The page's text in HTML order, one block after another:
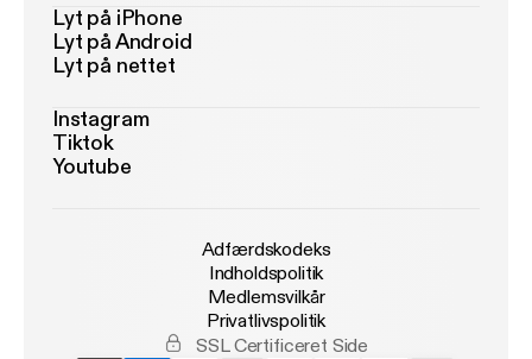
Lyt på iPhone
Lyt på Android
Lyt på nettet
Instagram
Tiktok
Youtube
Adfærdskodeks
Indholdspolitik
Medlemsvilkår
Privatlivspolitik
SSL Certificeret Side